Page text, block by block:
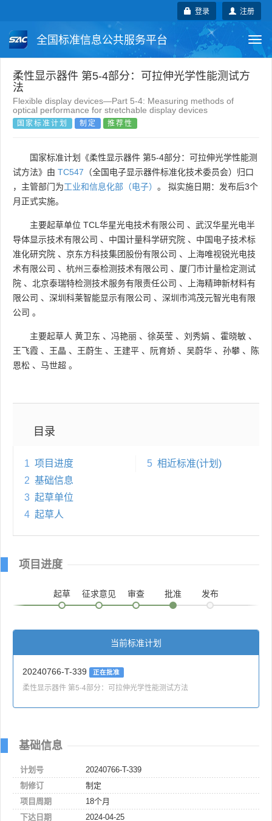
注册
登录
全国标准信息公共服务平台
国家标准 行业标准 地方标准
团体标准 企业标准 国际标准
柔性显示器件 第5-4部分：可拉伸光学性能测试方
法
Flexible display devices—Part 5-4: Measuring methods of
optical performance for stretchable display devices
国家标准计划 制定 推荐性
国家标准计划《柔性显示器件 第5-4部分：可拉伸光学性能测
试方法》由 TC547 （全国电子显示器件标准化技术委员会）归口
，主管部门为工业和信息化部（电子） 。 拟实施日期：发布后3个
月正式实施。
主要起草单位 TCL华星光电技术有限公司 、 武汉华星光电半
导体显示技术有限公司 、 中国计量科学研究院 、 中国电子技术标
准化研究院 、 京东方科技集团股份有限公司 、
上海唯视锐光电技
术有限公司 、 杭州三泰检测技术有限公司 、 厦门市计量检定测试
院 、 北京泰瑞特检测技术服务有限责任公司 、
上海精珅新材料有
限公司 、 深圳科莱智能显示有限公司 、 深圳市鸿茂元智光电有限
公司 。
主要起草人 黄卫东 、 冯艳丽 、 徐英莹 、 刘秀娟 、 霍晓敏 、
王飞霞 、 王晶 、 王蔚生 、 王建平 、 阮育娇 、 吴蔚华 、 孙攀 、
陈
恩松 、 马世超 。
目录
1 项目进度
2 基础信息
3 起草单位
4 起草人
5 相近标准(计划)
项目进度
起草 征求意见 审查 批准 发布
当前标准计划
20240766-T-339 正在批准
柔性显示器件 第5-4部分：可拉伸光学性能测试方法
基础信息
计划号
20240766-T-339
制修订
制定
项目周期
18个月
下达日期
2024-04-25